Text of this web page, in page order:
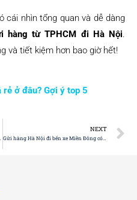
cái nhìn tổng quan và dễ dàng
hàng từ TPHCM đi Hà Nội.
và tiết kiệm hơn bao giờ hết!
rẻ ở đâu? Gợi ý top 5
giá mới nhất
NEXT
Gửi hàng Hà Nội đi bến xe Miền Đông có an toàn không?